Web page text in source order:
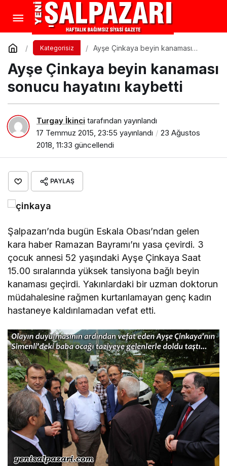
Kategorisiz
Ayşe Çinkaya beyin kanaması
Ayşe Çinkaya beyin kanaması
sonucu hayatını kaybetti
Turgay İkinci tarafından yayınlandı
17 Temmuz 2015, 23:55 yayınlandı
23 Ağustos
2018, 11:33 güncellendi
PAYLAŞ
Şalpazarı’nda bugün Eskala Obası’ndan gelen
kara haber Ramazan Bayramı’nı yasa çevirdi. 3
çocuk annesi 52 yaşındaki Ayşe Çinkaya Saat
15.00 sıralarında yüksek tansiyona bağlı beyin
kanaması geçirdi. Yakınlardaki bir uzman doktorun
müdahalesine rağmen kurtarılamayan genç kadın
hastaneye kaldırılamadan vefat etti.